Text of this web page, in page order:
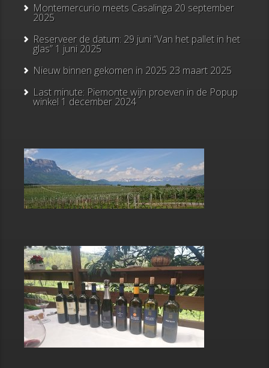
Montemercurio meets Casalinga 20 september
2025
Reserveer de datum: 29 juni “Van het pallet in het
glas” 1 juni 2025
Nieuw binnen gekomen in 2025 23 maart 2025
Last minute: Piemonte wijn proeven in de Popup
winkel 1 december 2024